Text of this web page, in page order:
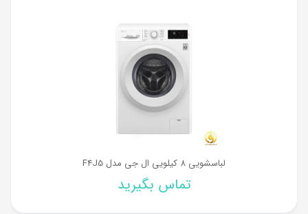
لباسشویی 8 کیلویی ال جی مدل F4J5
تماس بگیرید